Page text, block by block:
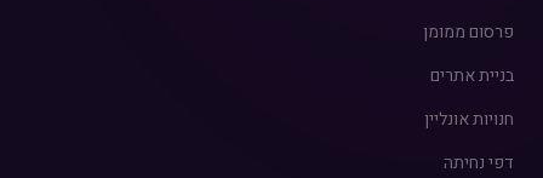
פרסום ממומן
בניית אתרים
חנויות אונליין
דפי נחיתה